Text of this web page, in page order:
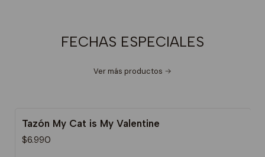
FECHAS ESPECIALES
Ver más productos
Tazón My Cat is My Valentine
$6.990